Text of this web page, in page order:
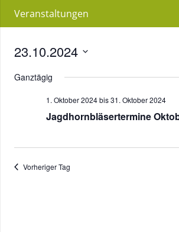
Veranstaltungen
23.10.2024
wählen.
Ganztägig
1. Oktober 2024bis31. Oktober 2024
Jagdhornbläsertermine
Vorheriger Tag